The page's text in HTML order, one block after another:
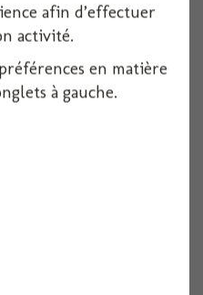
afin d’effectuer
activité.
en matière
à gauche.